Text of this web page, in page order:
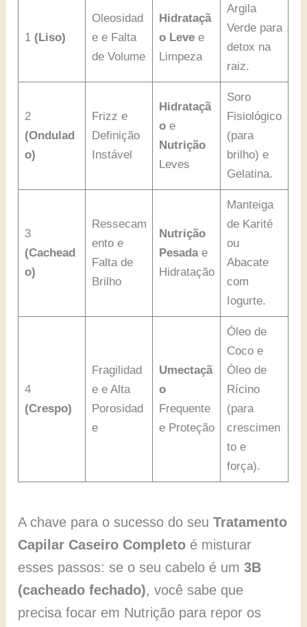
1(Liso)
Oleosidad
e e Falta
de Volume
Hidrataçã
o Levee
Limpeza
Argila
Verde para
detox na
raiz.
2
(Ondulad
o)
Frizz e
Definição
Instável
Hidrataçã
oe
Nutrição
Leves
Soro
Fisiológico
(para
brilho) e
Gelatina.
3
(Cachead
o)
Ressecam
ento e
Falta de
Brilho
Nutrição
Pesadae
Hidratação
Manteiga
de Karité
ou
Abacate
com
Iogurte.
4
(Crespo)
Fragilidad
e e Alta
Porosidad
e
Umectaçã
o
Frequente
e Proteção
Óleo de
Coco e
Óleo de
Rícino
(para
crescimen
to e
força).
A chave para o sucesso do seuTratamento
Capilar Caseiro Completo é misturar
esses passos: se o seu cabelo é um3B
(cacheado fechado), você sabe que
precisa focar em Nutrição para repor os